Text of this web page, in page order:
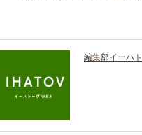
編集部イーハ